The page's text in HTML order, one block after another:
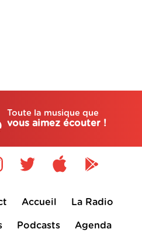
Toute la musique que
vous aimez écouter !
Accueil La Radio
Podcasts Agenda